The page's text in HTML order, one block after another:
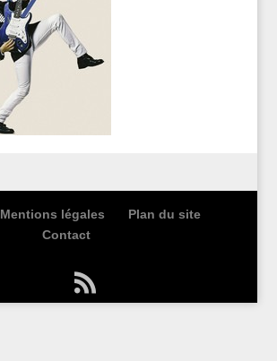
Mentions légales
Plan du site
Contact